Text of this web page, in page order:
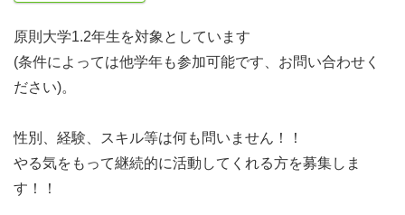
原則大学1.2年生を対象としています
(条件によっては他学年も参加可能です、お問い合わせく
ださい)。
性別、経験、スキル等は何も問いません！！
やる気をもって継続的に活動してくれる方を募集しま
す！！